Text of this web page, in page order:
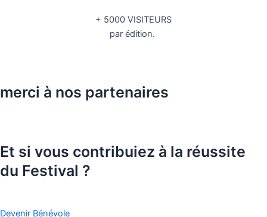
+ 5000 VISITEURS
par édition.
merci à nos partenaires
Et si vous contribuiez à la réussite
du Festival ?
Devenir Bénévole